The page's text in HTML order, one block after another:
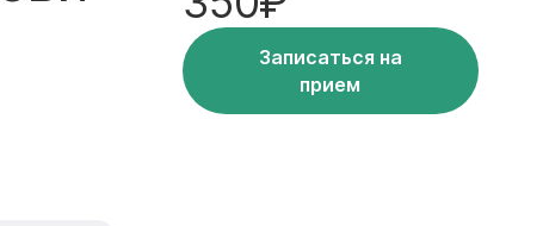
Записаться на
прием